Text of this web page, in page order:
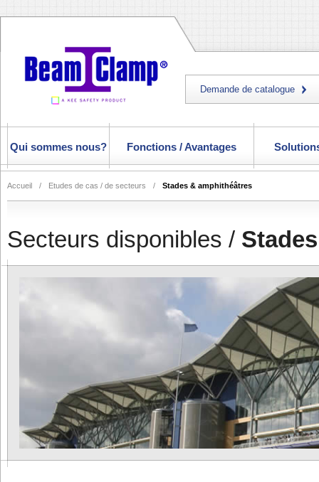
Demande de catalogue
Qui sommes nous? Fonctions / Avantages
Accueil / Etudes de cas / de secteurs / Stades & amphithéâtres
Secteurs disponibles /